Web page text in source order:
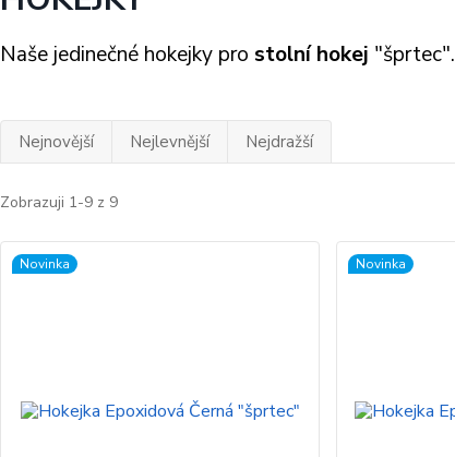
Naše jedinečné hokejky pro stolní hokej "šprtec".
Nejnovější Nejlevnější Nejdražší
Zobrazuji 1-9 z 9
Novinka Novinka